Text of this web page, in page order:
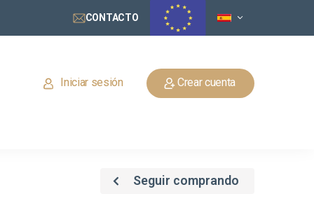
CONTACTO
Iniciar sesión Crear cuenta
Seguir comprando